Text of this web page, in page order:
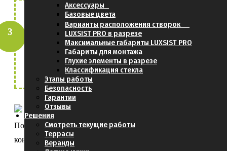
Аксессуары
Базовые цвета
Варианты расположения створок
LUXSIST PRO в разрезе
Максимальные габариты LUXSIST PRO
Габариты для монтажа
Глухие элементы в разрезе
Классификация стекла
Этапы работы
Безопасность
Гарантии
Отзывы
Решения
Смотреть текущие работы
Террасы
Веранды
Прислать фотографии и
размеры Вашей террасы. Отправить их
здесь
Получить расчёт стоимости проекта и
конструкций